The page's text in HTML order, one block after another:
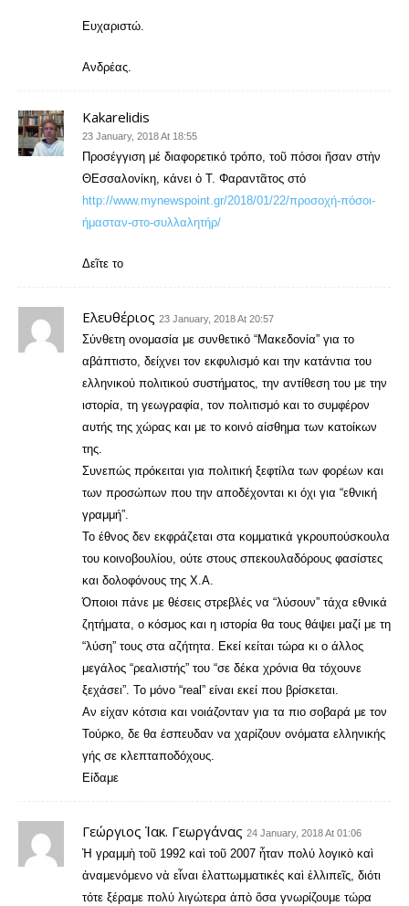
Ευχαριστώ.
Ανδρέας.
Kakarelidis
23 January, 2018 At 18:55
Προσέγγιση μέ διαφορετικό τρόπο, τοῦ πόσοι ἤσαν στὴν
ΘΕσσαλονίκη, κάνει ὁ Τ. Φαραντᾶτος στό
http://www.mynewspoint.gr/2018/01/22/προσοχή-πόσοι-
ήμασταν-στο-συλλαλητήρ/
Δεῖτε το
Ελευθέριος 23 January, 2018 At 20:57
Σύνθετη ονομασία με συνθετικό “Μακεδονία” για το
αβάπτιστο, δείχνει τον εκφυλισμό και την κατάντια του
ελληνικού πολιτικού συστήματος, την αντίθεση του με την
ιστορία, τη γεωγραφία, τον πολιτισμό και το συμφέρον
αυτής της χώρας και με το κοινό αίσθημα των κατοίκων
της.
Συνεπώς πρόκειται για πολιτική ξεφτίλα των φορέων και
των προσώπων που την αποδέχονται κι όχι για “εθνική
γραμμή”.
Το έθνος δεν εκφράζεται στα κομματικά γκρουπούσκουλα
του κοινοβουλίου, ούτε στους σπεκουλαδόρους φασίστες
και δολοφόνους της Χ.Α.
Όποιοι πάνε με θέσεις στρεβλές να “λύσουν” τάχα εθνικά
ζητήματα, ο κόσμος και η ιστορία θα τους θάψει μαζί με τη
“λύση” τους στα αζήτητα. Εκεί κείται τώρα κι ο άλλος
μεγάλος “ρεαλιστής” του “σε δέκα χρόνια θα τόχουνε
ξεχάσει”. Το μόνο “real” είναι εκεί που βρίσκεται.
Αν είχαν κότσια και νοιάζονταν για τα πιο σοβαρά με τον
Τούρκο, δε θα έσπευδαν να χαρίζουν ονόματα ελληνικής
γής σε κλεπταποδόχους.
Είδαμε
Γεώργιος Ἰακ. Γεωργάνας 24 January, 2018 At 01:06
Ἠ γραμμὴ τοῦ 1992 καὶ τοῦ 2007 ἦταν πολύ λογικὸ καὶ
ἀναμενόμενο νὰ εἶναι ἐλαττωμματικές καὶ ἐλλιπεῖς, διότι
τότε ξέραμε πολύ λιγώτερα ἀπὸ ὅσα γνωρίζουμε τώρα